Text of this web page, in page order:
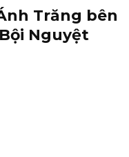
Trăng bên
Nguyệt